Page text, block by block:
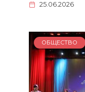
25.06.2026
ОБЩЕСТВО